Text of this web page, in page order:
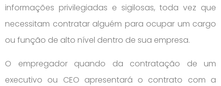
informações privilegiadas e sigilosas, toda vez que
necessitam contratar alguém para ocupar um cargo
ou função de alto nível dentro de sua empresa.
O empregador quando da contratação de um
executivo ou CEO apresentará o contrato com a